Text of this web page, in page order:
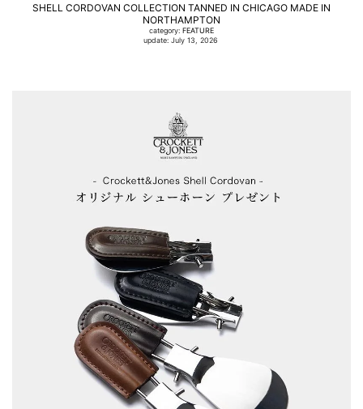
SHELL CORDOVAN COLLECTION TANNED IN CHICAGO MADE IN
NORTHAMPTON
category: FEATURE
update: July 13, 2026